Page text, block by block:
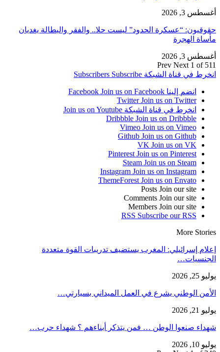
أغسطس 3, 2026
حقوقيون: “عسكرة الحدود” ليست حلا.. والفقر والبطالة يغديان
مأساة الهجرة
أغسطس 3, 2026
Prev Next 1 of 511
انخرط في قناة الشبكة
Subscribers Subscribe
انضم إلينا Facebook Join us on Facebook
Twitter Join us on Twitter
انخرط في قناة الشبكة Join us on Youtube
Dribbble Join us on Dribbble
Vimeo Join us on Vimeo
Github Join us on Github
VK Join us on VK
Pinterest Join us on Pinterest
Steam Join us on Steam
Instagram Join us on Instagram
ThemeForest Join us on Envato
Posts Join our site
Comments Join our site
Members Join our site
RSS Subscribe our RSS
More Stories
إعلام إسرائيلي: المغرب يستضيف تدريبات القوة متعددة
الجنسيات…
يوليو 25, 2026
الأمن الوطني يشرع في العمل الميداني بسيارتي…
يوليو 21, 2026
شهداء صنعوا الوطن … فمن يتذكر أبناءهم ؟ شهداء حرب…
يوليو 10, 2026